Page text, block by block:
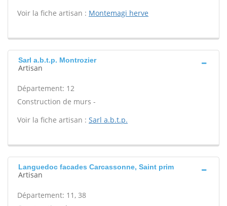
Voir la fiche artisan : Montemagi herve
Sarl a.b.t.p. Montrozier
Artisan
Département: 12
Construction de murs -
Voir la fiche artisan : Sarl a.b.t.p.
Languedoc facades Carcassonne, Saint prim
Artisan
Département: 11, 38